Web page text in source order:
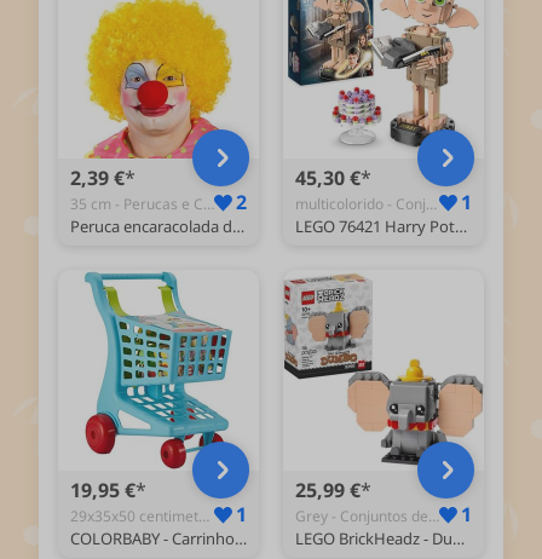
2,39 €
35 cm - Perucas e Cabelo 2
Peruca encaracolada de palhaço amarela
45,30 €
multicolorido - Conjuntos de Brinquedos 1
LEGO 76421 Harry Potter Dobby o Elfo doméstico Set com figura móvel icônica, brinquedo ou decoração de quarto, coleção de personagens, presente para meninas, crianças, adolescentes e fãs de 8+
19,95 €
29x35x50 centimeters - Lojas e Acessórios 1
COLORBABY - Carrinho de compras com comida e assento de bebé (49056)
25,99 €
Grey - Conjuntos de Construção 1
LEGO BrickHeadz - Dumbo - 40792